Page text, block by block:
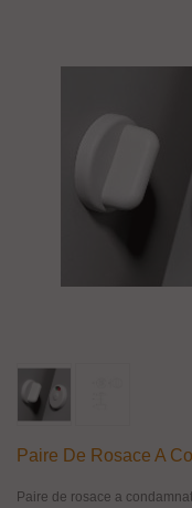
Paire De Rosace A
Paire de rosace a